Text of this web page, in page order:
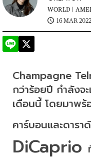
WORLD |
16 MAR
Champagne
กว่าร้อยปี กำลังจ
เดือนนี้ โดยมาพร้
คาร์บอนและดารา
DiCaprio